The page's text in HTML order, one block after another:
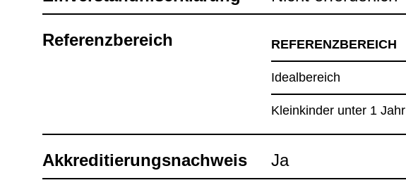
Refe­renz­be­reich REFE­RENZ­BE­REICH
Ide­al­be­reich
Klein­kin­der unter 1 Jahr
Akkre­di­tie­rungs­nach­weis Ja